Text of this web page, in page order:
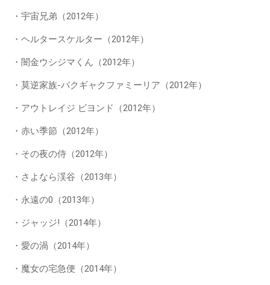
・宇宙兄弟（2012年）
・ヘルタースケルター（2012年）
・闇金ウシジマくん（2012年）
・莫逆家族-バクギャクファミーリア（2012年）
・アウトレイジ ビヨンド（2012年）
・赤い季節（2012年）
・その夜の侍（2012年）
・さよなら渓谷（2013年）
・永遠の0（2013年）
・ジャッジ!（2014年）
・愛の渦（2014年）
・魔女の宅急便（2014年）